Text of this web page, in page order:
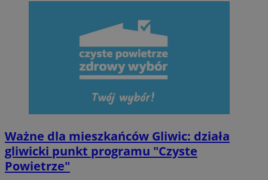
Ważne dla mieszkańców Gliwic: działa
gliwicki punkt programu "Czyste
Powietrze"